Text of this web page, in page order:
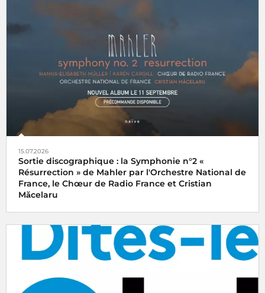
15.07.2026
Sortie discographique : la Symphonie n°2 «
Résurrection » de Mahler par l'Orchestre National de
France, le Chœur de Radio France et Cristian
Măcelaru